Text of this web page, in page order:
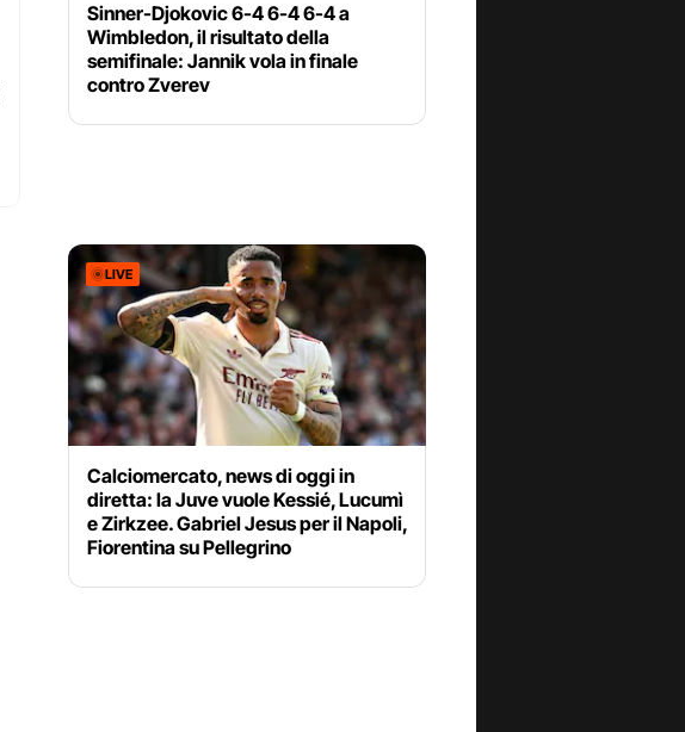
Sinner-Djokovic 6-4 6-4 6-4 a
Wimbledon, il risultato della
semifinale: Jannik vola in finale
contro Zverev
LIVE
Calciomercato, news di oggi in
diretta: la Juve vuole Kessié, Lucumì
e Zirkzee. Gabriel Jesus per il Napoli,
Fiorentina su Pellegrino